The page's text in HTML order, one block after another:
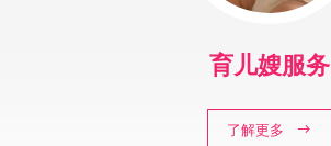
育儿嫂服务
了解更多